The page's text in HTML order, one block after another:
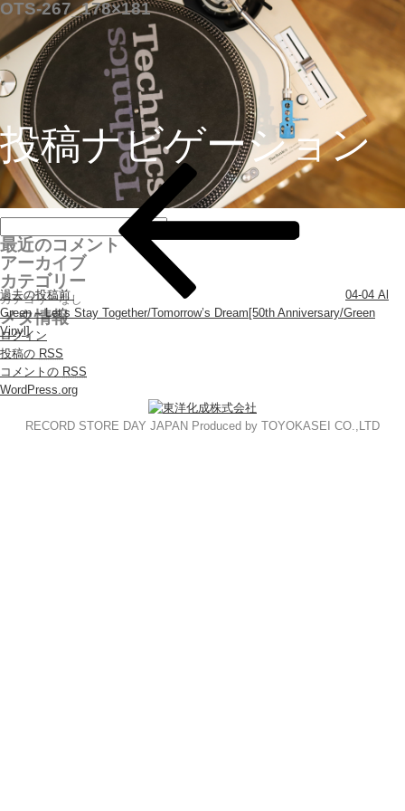
OTS-267_178×181
投稿ナビゲーション
過去の投稿前
04-04 Al
Green – Let’s Stay Together/Tomorrow’s Dream[50th Anniversary/Green
Vinyl]
最近のコメント
アーカイブ
カテゴリー
カテゴリーなし
メタ情報
ログイン
投稿の RSS
コメントの RSS
WordPress.org
RECORD STORE DAY JAPAN Produced by TOYOKASEI CO.,LTD